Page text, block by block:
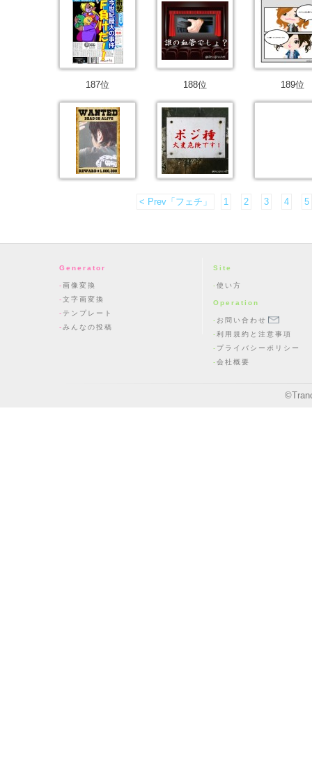
187位 188位 189位
< Prev「フェチ」 1 2 3 4 5
Generator
画像変換
文字画変換
テンプレート
みんなの投稿
Site
使い方
Operation
お問い合わせ
利用規約と注意事項
プライバシーポリシー
会社概要
©